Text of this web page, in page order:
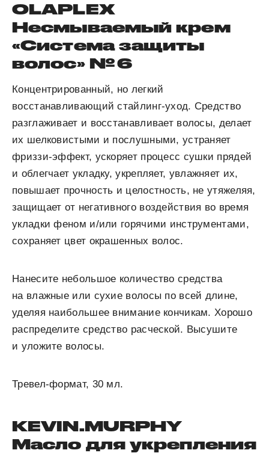
OLAPLEX
Несмываемый крем
«Система защиты
волос» № 6
Концентрированный, но легкий
восстанавливающий стайлинг-уход. Средство
разглаживает и восстанавливает волосы, делает
их шелковистыми и послушными, устраняет
фриззи-эффект, ускоряет процесс сушки прядей
и облегчает укладку, укрепляет, увлажняет их,
повышает прочность и целостность, не утяжеляя,
защищает от негативного воздействия во время
укладки феном и/или горячими инструментами,
сохраняет цвет окрашенных волос.
Нанесите небольшое количество средства
на влажные или сухие волосы по всей длине,
уделяя наибольшее внимание кончикам. Хорошо
распределите средство расческой. Высушите
и уложите волосы.
Тревел-формат, 30 мл.
KEVIN.MURPHY
Масло для укрепления